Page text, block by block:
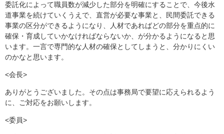
委託化によって職員数が減少した部分を明確にすることで、今後水
道事業を続けていくうえで、直営が必要な事業と、民間委託できる
事業の区分ができるようになり、人材であればどの部分を重点的に
確保・育成していかなければならないか、が分かるようになると思
います。一言で専門的な人材の確保としてしまうと、分かりにくい
のかなと思います。
<会長>
ありがとうございました。その点は事務局で要望に応えられるよう
に、ご対応をお願いします。
<委員>